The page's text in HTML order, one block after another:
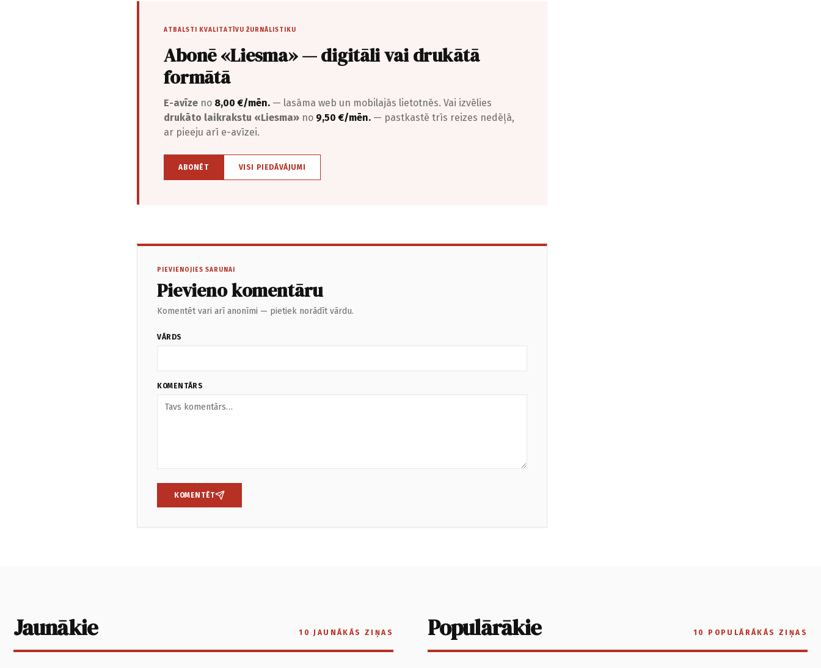
ATBALSTI KVALITATĪVU ŽURNĀLISTIKU
Abonē «Liesma» — digitāli vai drukātā
formātā
E-avīze no 8,00 €/mēn. — lasāma web un mobilajās lietotnēs. Vai izvēlies
drukāto laikrakstu «Liesma» no 9,50 €/mēn. — pastkastē trīs reizes nedēļā,
ar pieeju arī e-avīzei.
ABONĒT VISI PIEDĀVĀJUMI
PIEVIENOJIES SARUNAI
Pievieno komentāru
Komentēt vari arī anonīmi — pietiek norādīt vārdu.
VĀRDS
KOMENTĀRS
KOMENTĒT
Jaunākie 10 JAUNĀKĀS ZIŅAS Populārākie 10 POPULĀRĀKĀS ZIŅAS